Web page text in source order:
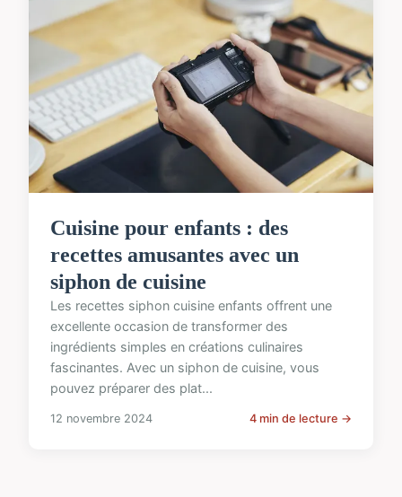
Cuisine pour enfants : des
recettes amusantes avec un
siphon de cuisine
Les recettes siphon cuisine enfants offrent une
excellente occasion de transformer des
ingrédients simples en créations culinaires
fascinantes. Avec un siphon de cuisine, vous
pouvez préparer des plat...
12 novembre 2024 4 min de lecture →